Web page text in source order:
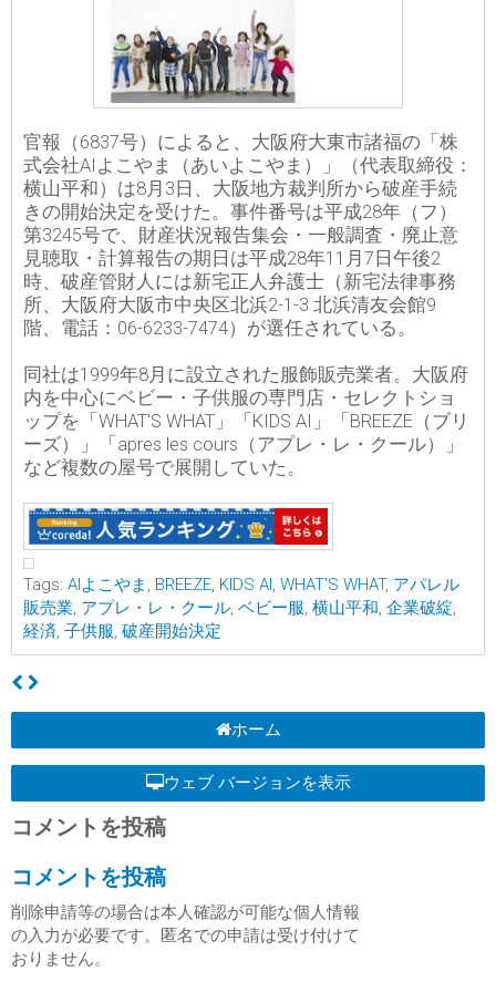
官報（6837号）によると、大阪府大東市諸福の「株
式会社AIよこやま（あいよこやま）」（代表取締役：
横山平和）は8月3日、大阪地方裁判所から破産手続
きの開始決定を受けた。事件番号は平成28年（フ）
第3245号で、財産状況報告集会・一般調査・廃止意
見聴取・計算報告の期日は平成28年11月7日午後2
時、破産管財人には新宅正人弁護士（新宅法律事務
所、大阪府大阪市中央区北浜2-1-3 北浜清友会館9
階、電話：06-6233-7474）が選任されている。
同社は1999年8月に設立された服飾販売業者。大阪府
内を中心にベビー・子供服の専門店・セレクトショ
ップを「WHAT'S WHAT」「KIDS AI」「BREEZE（ブリ
ーズ）」「apres les cours（アプレ・レ・クール）」
など複数の屋号で展開していた。
Tags: AIよこやま , BREEZE, KIDS AI , WHAT'S WHAT, アパレル
販売業, アプレ・レ・クール, ベビー服, 横山平和, 企業破綻,
経済, 子供服, 破産開始決定
ホーム
ウェブ バージョンを表示
コメントを投稿
コメントを投稿
削除申請等の場合は本人確認が可能な個人情報
の入力が必要です。匿名での申請は受け付けて
おりません。